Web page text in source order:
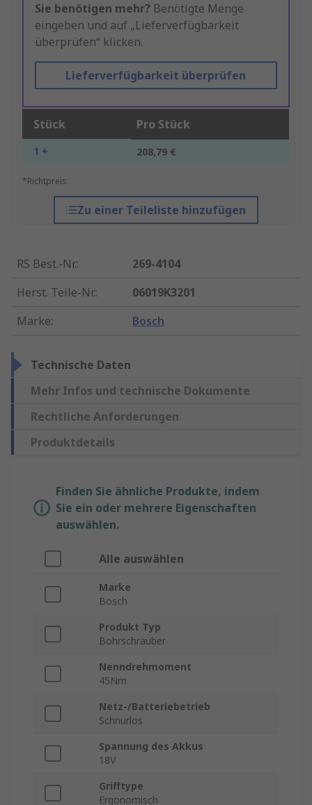
Sie benötigen mehr? Benötigte Menge
eingeben und auf „Lieferverfügbarkeit
überprüfen“ klicken.
Lieferverfügbarkeit überprüfen
Stück Pro Stück
1 + 208,79 €
*Richtpreis
Zu einer Teileliste hinzufügen
RS Best.-Nr.:
269-4104
Herst. Teile-Nr.:
06019K3201
Marke: Bosch
Technische Daten
Mehr Infos und technische Dokumente
Rechtliche Anforderungen
Produktdetails
Finden Sie ähnliche Produkte, indem
Sie ein oder mehrere Eigenschaften
auswählen.
Alle auswählen
Marke
Bosch
Produkt Typ
Bohrschrauber
Nenndrehmoment
45Nm
Netz-/Batteriebetrieb
Schnurlos
Spannung des Akkus
18V
Grifftype
Ergonomisch